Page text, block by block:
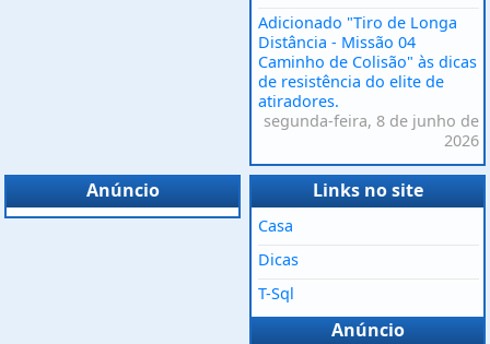
Adicionado "Tiro de Longa
Distância - Missão 04
Caminho de Colisão" às dicas
de resistência do elite de
atiradores.
segunda-feira, 8 de junho de
2026
Anúncio Links no site
Casa
Dicas
T-Sql
Anúncio